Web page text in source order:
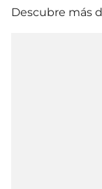
Descubre más